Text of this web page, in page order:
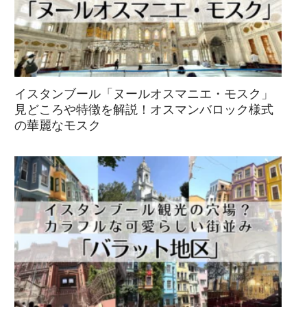
イスタンブール「ヌールオスマニエ・モスク」
見どころや特徴を解説！オスマンバロック様式
の華麗なモスク